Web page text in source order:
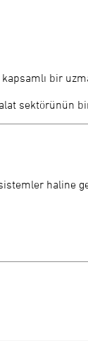
bir
bir